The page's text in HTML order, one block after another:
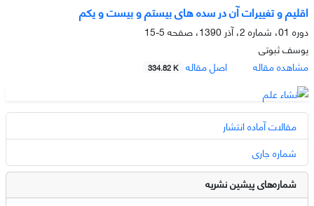
اقلیم و تغییرات آن در سده هاى بیستم و بیست و یکم
دوره 01، شماره 2، آذر 1390، صفحه
5-15
یوسف ثبوتى
مشاهده مقاله
اصل مقاله 334.82 K
مقالات آماده انتشار
شماره جاری
شماره‌های پیشین نشریه